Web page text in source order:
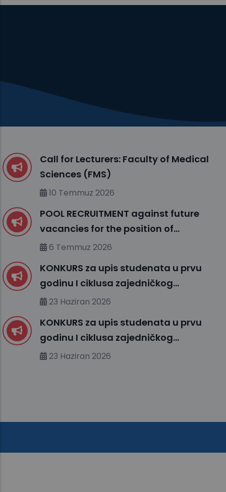
Call for Lecturers: Faculty of Medical
Sciences (FMS)
10 Temmuz 2026
POOL RECRUITMENT against future
vacancies for the position of
ENGLISH LANGUAGE INSTRUCTOR (I)
6 Temmuz 2026
KONKURS za upis studenata u prvu
godinu I ciklusa zajedničkog
međunarodnog studija
organizacionih jedinica IUS FMS-a u
studijskoj 2026/2027. godini
23 Haziran 2026
KONKURS za upis studenata u prvu
godinu I ciklusa zajedničkog
međunarodnog studija
23 Haziran 2026